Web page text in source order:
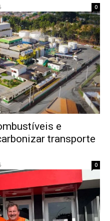
0
e
transporte
0